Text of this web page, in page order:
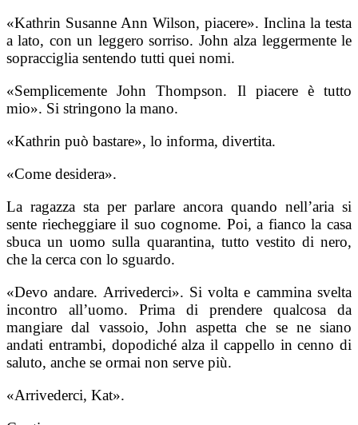
«Kathrin Susanne Ann Wilson, piacere». Inclina la testa
a lato, con un leggero sorriso. John alza leggermente le
sopracciglia sentendo tutti quei nomi.
«Semplicemente John Thompson. Il piacere è tutto
mio». Si stringono la mano.
«Kathrin può bastare», lo informa, divertita.
«Come desidera».
La ragazza sta per parlare ancora quando nell’aria si
sente riecheggiare il suo cognome. Poi, a fianco la casa
sbuca un uomo sulla quarantina, tutto vestito di nero,
che la cerca con lo sguardo.
«Devo andare. Arrivederci». Si volta e cammina svelta
incontro all’uomo. Prima di prendere qualcosa da
mangiare dal vassoio, John aspetta che se ne siano
andati entrambi, dopodiché alza il cappello in cenno di
saluto, anche se ormai non serve più.
«Arrivederci, Kat».